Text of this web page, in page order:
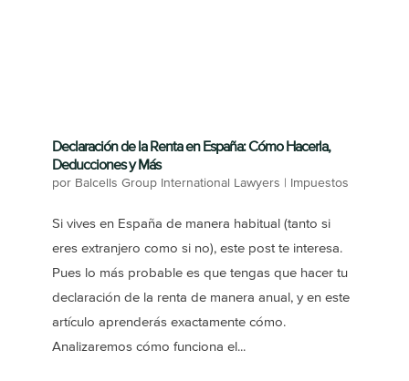
Declaración de la Renta en España: Cómo Hacerla,
Deducciones y Más
por Balcells Group International Lawyers Impuestos
Si vives en España de manera habitual (tanto si
eres extranjero como si no), este post te interesa.
Pues lo más probable es que tengas que hacer tu
declaración de la renta de manera anual, y en este
artículo aprenderás exactamente cómo.
Analizaremos cómo funciona el...